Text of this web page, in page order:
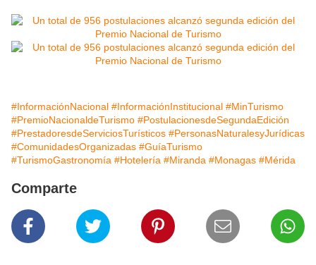
#InformaciónNacional #InformaciónInstitucional #MinTurismo
#PremioNacionaldeTurismo #PostulacionesdeSegundaEdición
#PrestadoresdeServiciosTurísticos #PersonasNaturalesyJurídicas
#ComunidadesOrganizadas #GuíaTurismo
#TurismoGastronomía #Hotelería #Miranda #Monagas #Mérida
Comparte